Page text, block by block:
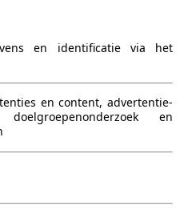
en identificatie via het
en content, advertentie-
en